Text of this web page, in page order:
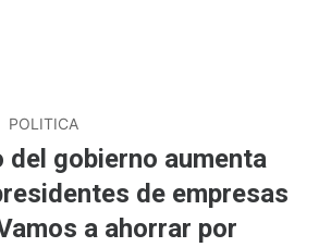
POLITICA
del gobierno aumenta
de empresas
a ahorrar por